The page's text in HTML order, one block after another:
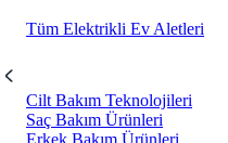
Tüm Elektrikli Ev Aletleri
Cilt Bakım Teknolojileri
Saç Bakım Ürünleri
Erkek Bakım Ürünleri